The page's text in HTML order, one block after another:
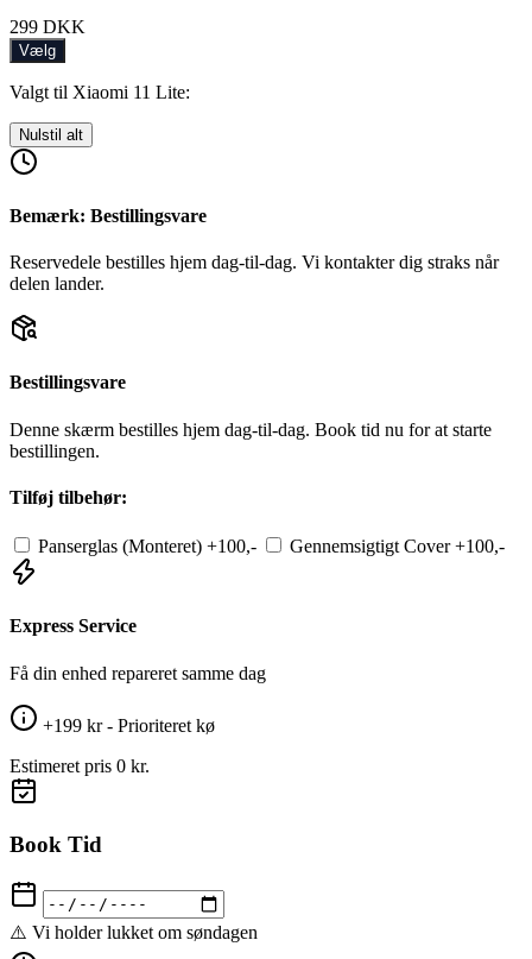
299 DKK
Vælg
Valgt til Xiaomi 11 Lite:
Nulstil alt
Bemærk: Bestillingsvare
Reservedele bestilles hjem dag-til-dag. Vi kontakter dig straks når
delen lander.
Bestillingsvare
Denne skærm bestilles hjem dag-til-dag. Book tid nu for at starte
bestillingen.
Tilføj tilbehør:
Panserglas (Monteret) +100,- Gennemsigtigt Cover +100,-
Express Service
Få din enhed repareret samme dag
+199 kr - Prioriteret kø
Estimeret pris 0 kr.
Book Tid
⚠️ Vi holder lukket om søndagen